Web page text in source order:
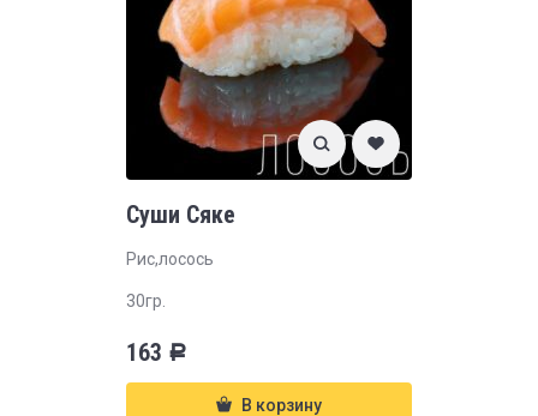
Суши Сяке
Рис,лосось
30гр.
163 Р
В корзину